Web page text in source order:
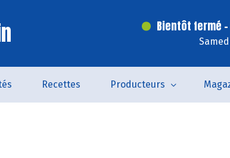
Bientôt fermé -
Recettes Producteurs